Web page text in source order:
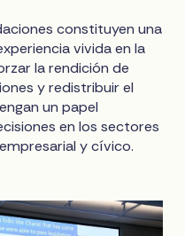
constituyen una
vivida en la
la rendición de
y redistribuir el
un papel
en los sectores
y cívico.